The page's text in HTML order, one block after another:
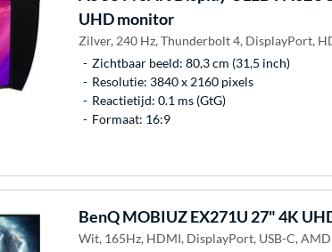
UHD monitor
Zilver, 240 Hz, Thunderbolt 4, DisplayPort,
Zichtbaar beeld: 80,3 cm (31,5 inch)
Resolutie: 3840 x 2160 pixels
Reactietijd: 0.1 ms (GtG)
Formaat: 16:9
BenQMOBIUZ EX271U 27" 4K
Wit, 165Hz, HDMI, DisplayPort, USB-C, AMD